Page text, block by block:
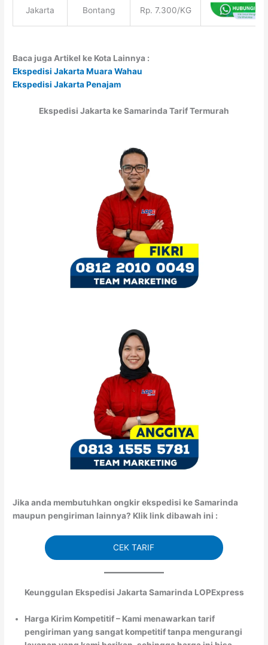
Jakarta Bontang Rp. 7.300/KG
Baca juga Artikel ke Kota Lainnya :
Ekspedisi Jakarta Muara Wahau
Ekspedisi Jakarta Penajam
Ekspedisi Jakarta ke Samarinda Tarif Termurah
Jika anda membutuhkan ongkir ekspedisi ke Samarinda
maupun pengiriman lainnya? Klik link dibawah ini :
CEK TARIF
Keunggulan Ekspedisi Jakarta Samarinda LOPExpress
Harga Kirim Kompetitif – Kami menawarkan tarif
pengiriman yang sangat kompetitif tanpa mengurangi